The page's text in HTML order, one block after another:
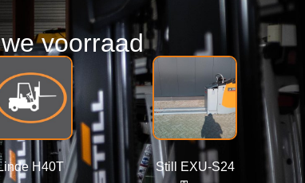
voorraad
Linde H40T Still EXU-S24